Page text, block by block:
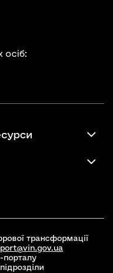
трансформації
порталу